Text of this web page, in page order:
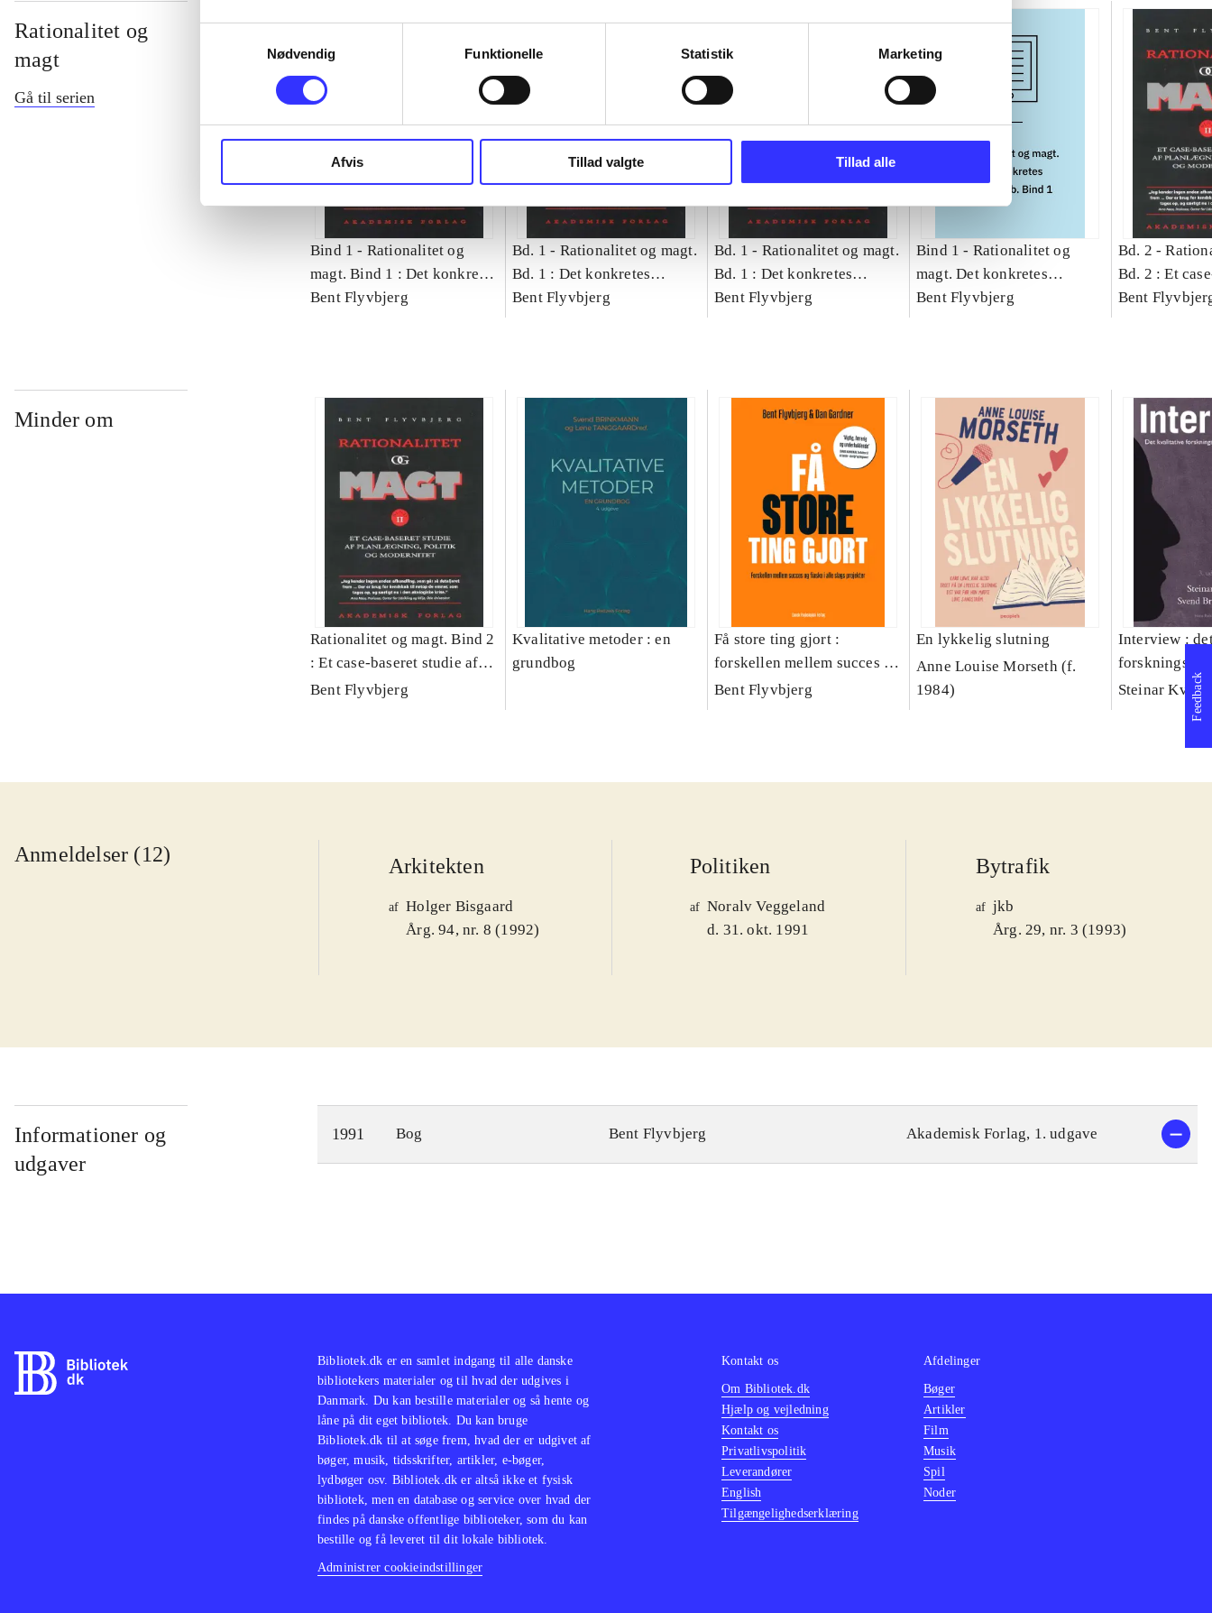
Nødvendig
Funktionelle Statistik Marketing
Afvis Tillad valgte Tillad alle
Rationalitet og
magt
Gå til serien
Bind 1 - Rationalitet og
magt. Bind 1 : Det konkretes
videnskab
Bent Flyvbjerg
Bd. 1 - Rationalitet og magt.
Bd. 1 : Det konkretes
videnskab
Bent Flyvbjerg
Bd. 1 - Rationalitet og magt.
Bd. 1 : Det konkretes
videnskab
Bent Flyvbjerg
Bind 1 - Rationalitet og
magt. Det konkretes
videnskab. Bind 1
Bent Flyvbjerg
Bd. 2 -
Bd. 2 : Et
studie af
Bent
Minder om
Rationalitet og magt. Bind 2
: Et case-baseret studie af
planlægning, politik og
Bent Flyvbjerg
Kvalitative metoder : en
grundbog
Få store ting gjort :
forskellen mellem succes og
fiasko i alle slags projekter
Bent Flyvbjerg
En lykkelig slutning
Anne Louise Morseth (f.
1984)
Interview :
håndværk
Steinar Kvale
Anmeldelser (12) Arkitekten
af Holger Bisgaard
Årg. 94, nr. 8 (1992)
Politiken
af Noralv Veggeland
d. 31. okt. 1991
Bytrafik
af jkb
Årg. 29, nr. 3 (1993)
Informationer og
udgaver
1991 Bog Bent Flyvbjerg Akademisk Forlag, 1. udgave
Feedback
Bibliotek.dk er en samlet indgang til alle danske
bibliotekers materialer og til hvad der udgives i
Danmark. Du kan bestille materialer og så hente og
låne på dit eget bibliotek. Du kan bruge
Bibliotek.dk til at søge frem, hvad der er udgivet af
bøger, musik, tidsskrifter, artikler, e-bøger,
lydbøger osv. Bibliotek.dk er altså ikke et fysisk
bibliotek, men en database og service over hvad der
findes på danske offentlige biblioteker, som du kan
bestille og få leveret til dit lokale bibliotek.
Administrer cookieindstillinger
Kontakt os
Om Bibliotek.dk
Hjælp og vejledning
Kontakt os
Privatlivspolitik
Leverandører
English
Tilgængelighedserklæring
Afdelinger
Bøger
Artikler
Film
Musik
Spil
Noder